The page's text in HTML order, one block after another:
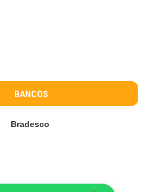
BANCOS
Bradesco